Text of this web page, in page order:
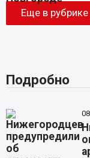
Еще в рубрике
Подробно